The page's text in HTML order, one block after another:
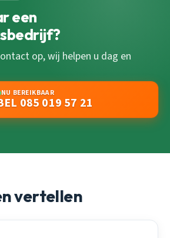
een
op, wij helpen u dag en
NU BEREIKBAAR
085 019 57 21
vertellen